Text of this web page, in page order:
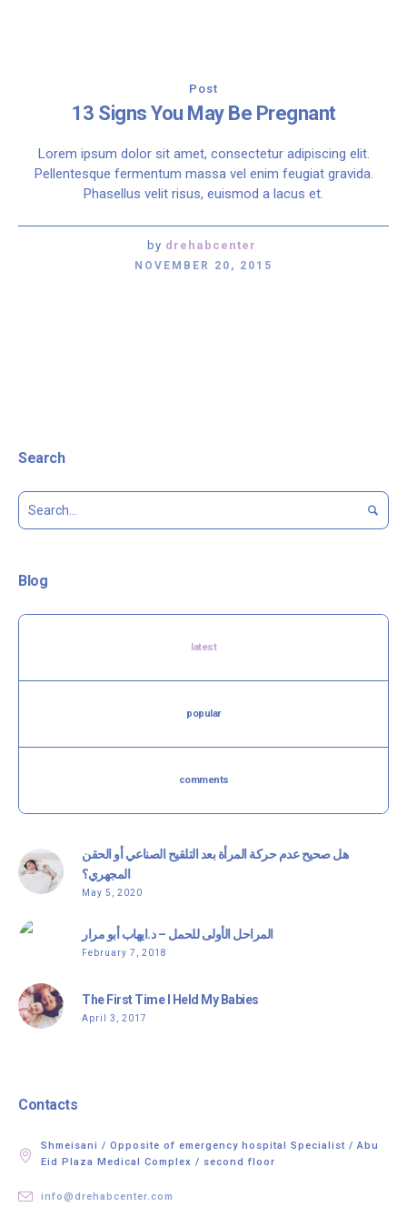
Post
13 Signs You May Be Pregnant
Lorem ipsum dolor sit amet, consectetur adipiscing elit.
Pellentesque fermentum massa vel enim feugiat gravida.
Phasellus velit risus, euismod a lacus et.
by drehabcenter
NOVEMBER 20, 2015
Search
Blog
latest
popular
comments
هل صحيح عدم حركة المرأة بعد التلقيح الصناعي أو الحقن
المجهري؟
May 5, 2020
المراحل الأولى للحمل – د.ايهاب أبو مرار
February 7, 2018
The First Time I Held My Babies
April 3, 2017
Contacts
Shmeisani / Opposite of emergency hospital Specialist / Abu
Eid Plaza Medical Complex / second floor
info@drehabcenter.com